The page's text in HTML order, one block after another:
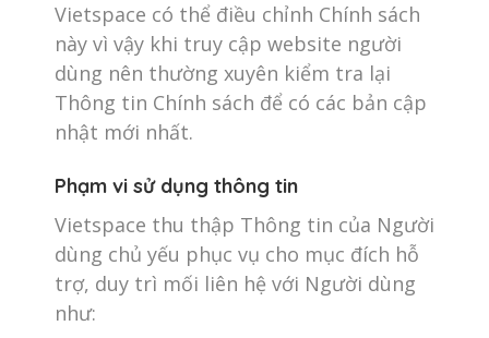
Vietspace có thể điều chỉnh Chính sách
này vì vậy khi truy cập website người
dùng nên thường xuyên kiểm tra lại
Thông tin Chính sách để có các bản cập
nhật mới nhất.
Phạm vi sử dụng thông tin
Vietspace thu thập Thông tin của Người
dùng chủ yếu phục vụ cho mục đích hỗ
trợ, duy trì mối liên hệ với Người dùng
như: